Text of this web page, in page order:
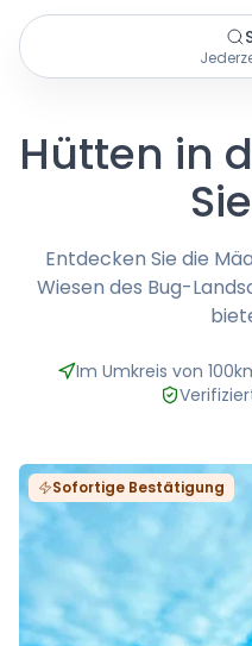
Hütten in
Entdecken Sie die
Wiesen des Bug-
Im Umkreis von
Sofortige Bestätigung